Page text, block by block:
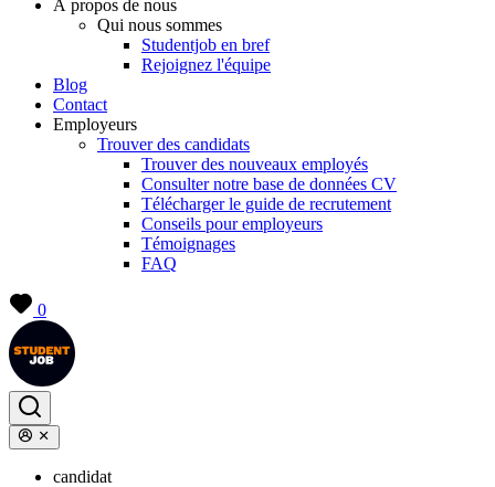
À propos de nous
Qui nous sommes
Studentjob en bref
Rejoignez l'équipe
Blog
Contact
Employeurs
Trouver des candidats
Trouver des nouveaux employés
Consulter notre base de données CV
Télécharger le guide de recrutement
Conseils pour employeurs
Témoignages
FAQ
0
candidat